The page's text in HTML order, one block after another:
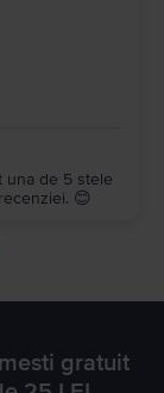
una de 5 stele
😊
gratuit